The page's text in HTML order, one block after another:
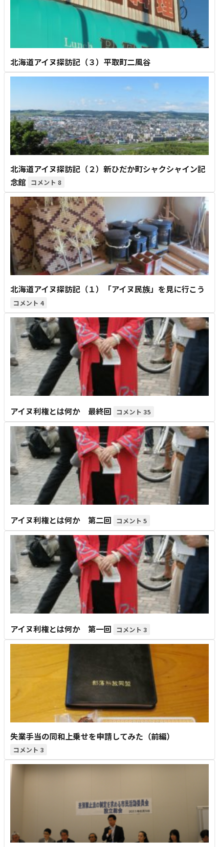
北海道アイヌ探訪記（３）平取町二風谷
北海道アイヌ探訪記（２）新ひだか町シャクシャイン記
念館
8
北海道アイヌ探訪記（１）「アイヌ民族」を見に行こう
4
アイヌ利権とは何か 最終回 35
アイヌ利権とは何か 第二回 5
アイヌ利権とは何か 第一回 3
失業手当の同和上乗せを申請してみた（前編）
3